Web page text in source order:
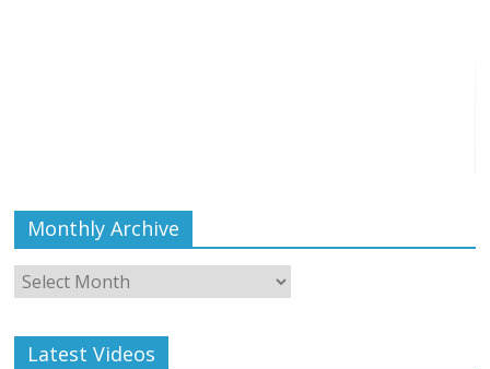
Monthly Archive
Monthly
Archive
Latest Videos